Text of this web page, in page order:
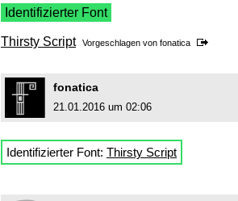
Identifizierter Font
Thirsty Script Vorgeschlagen von fonatica
fonatica
21.01.2016 um 02:06
Identifizierter Font: Thirsty Script